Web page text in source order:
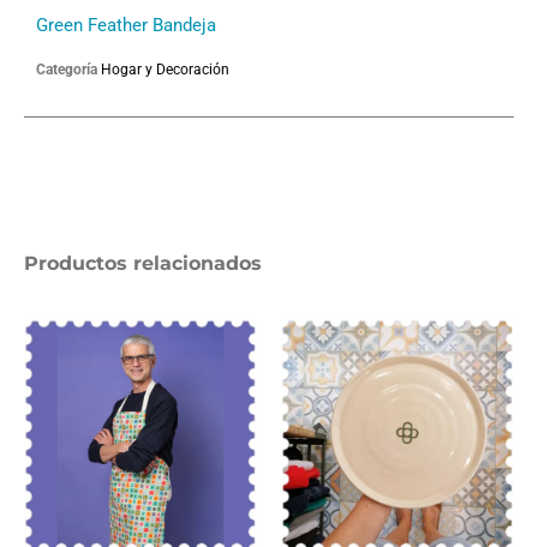
Productos relacionados
Green Feather Bandeja
Categoría Hogar y Decoración